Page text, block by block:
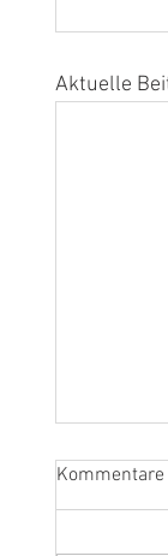
Aktuelle
Kommentare